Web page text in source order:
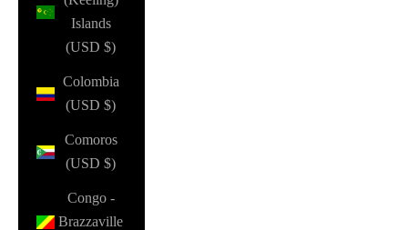
Islands
(USD $)
Colombia
(USD $)
Comoros
(USD $)
Congo -
Brazzaville